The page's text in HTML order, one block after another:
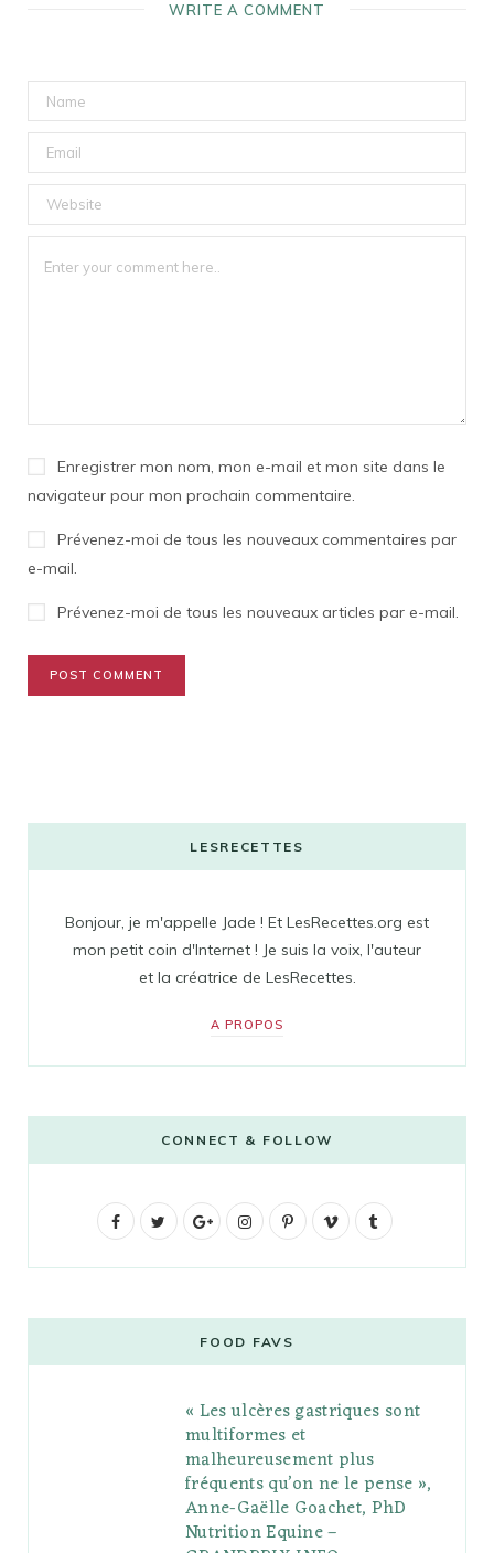
WRITE A COMMENT
Enregistrer mon nom, mon e-mail et mon site dans le
navigateur pour mon prochain commentaire.
Prévenez-moi de tous les nouveaux commentaires par
e-mail.
Prévenez-moi de tous les nouveaux articles par e-mail.
LESRECETTES
Bonjour, je m'appelle Jade ! Et LesRecettes.org est
mon petit coin d'Internet ! Je suis la voix, l'auteur
et la créatrice de LesRecettes.
A PROPOS
CONNECT & FOLLOW
F
b
t
G
g
l
e
P
l
I
t
a
g
r
a
m
P
e
r
e
s
V
o
l
r
FOOD FAVS
« Les ulcères gastriques sont
multiformes et
malheureusement plus
fréquents qu’on ne le pense »,
Anne-Gaëlle Goachet, PhD
Nutrition Equine –